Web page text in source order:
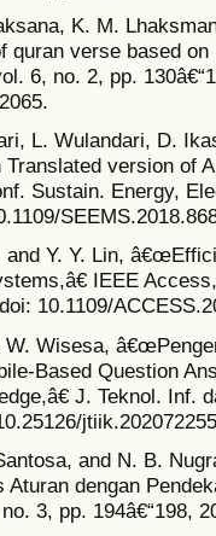
K. M.
quran verse based
6, no. 2, pp.
L. Wulandari, D.
version of
Sustain. Energy,
Y. Y. Lin,
IEEE
10.1109/
W. Wisesa,
Based Question
J. Teknol. Inf.
and N. B.
Aturan dengan
3, pp. 194â€“198,